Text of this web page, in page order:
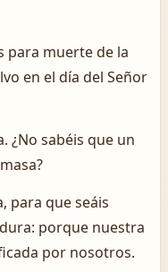
para muerte de la
en el día del Señor
¿No sabéis que un
para que seáis
porque nuestra
por nosotros.